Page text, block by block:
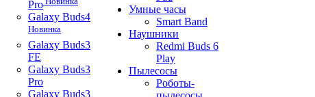
Pro
Galaxy Buds4
Новинка
Galaxy Buds3
FE
Galaxy Buds3
Pro
Galaxy Buds3
Умные часы
Smart Band
Наушники
Redmi Buds 6
Play
Пылесосы
Роботы-